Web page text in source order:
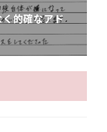
的確なアド